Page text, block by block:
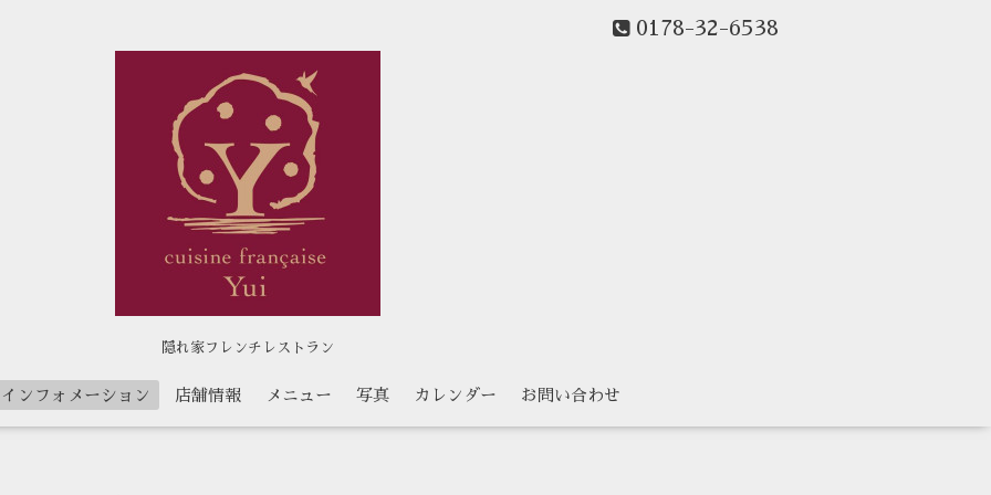
0178-32-6538
隠れ家フレンチレストラン
インフォメーション 店舗情報 メニュー 写真 カレンダー お問い合わせ